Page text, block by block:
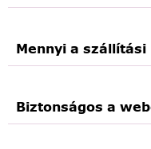
Mennyi a szállítási
Biztonságos a